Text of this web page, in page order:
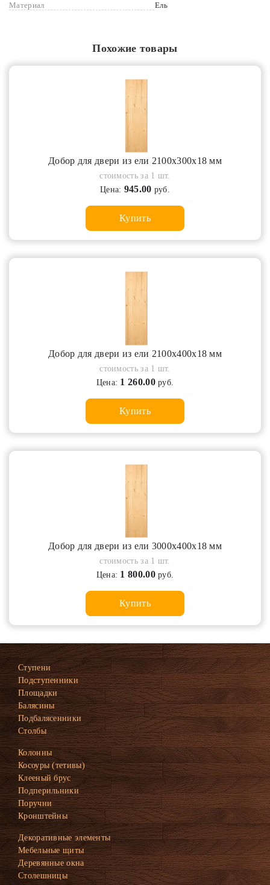
Материал
Ель
Похожие товары
Добор для двери из ели 2100х300х18 мм
стоимость за 1 шт.
Цена: 945.00 руб.
Купить
Добор для двери из ели 2100х400х18 мм
стоимость за 1 шт.
Цена: 1 260.00руб.
Купить
Добор для двери из ели 3000х400х18 мм
стоимость за 1 шт.
Цена: 1 800.00руб.
Купить
Ступени
Подступенники
Площадки
Балясины
Подбалясенники
Столбы
Колонны
Косоуры (тетивы)
Клееный брус
Подперильники
Поручни
Кронштейны
Декоративные элементы
Мебельные щиты
Деревянные окна
Столешницы